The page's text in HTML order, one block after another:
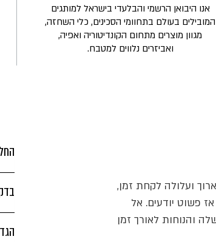
אנו היבואן הרשמי והבלעדי בישראל למותגים
המובילים בעולם בתחוומי הסכינים, כלי השחזה,
מגוון מוצרים מתחום הקונדיטוריה ואפיה,
ואביזרים נלווים למטבח.
ועלולה לקחת זמן,
פשוט יודעים. אל
והנוחות לאורך זמן